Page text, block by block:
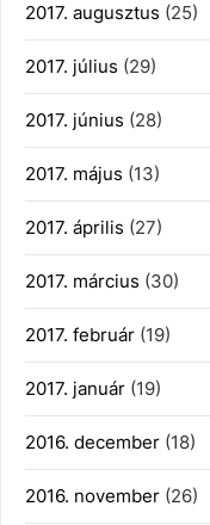
2017. augusztus (25)
2017. július (29)
2017. június (28)
2017. május (13)
2017. április (27)
2017. március (30)
2017. február (19)
2017. január (19)
2016. december (18)
2016. november (26)